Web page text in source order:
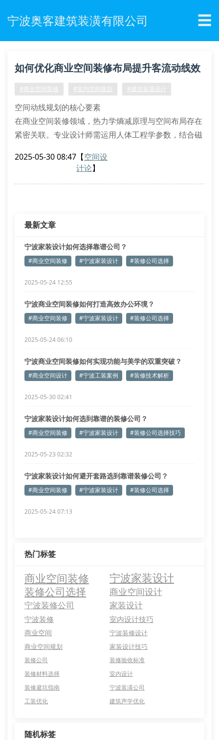
宁波奥客建筑装潢有限公司 ☰
如何优化商业空间装修布局提升客流动线效
率？
#商业空间装修 #室内空间规划 #建筑装潢设计
空间动线规划的核心要素
在商业空间装修领域，热力学熵减原理与空间布局存在
紧密关联。专业设计师需运用人体工程学参数，结合磁
宁波奥客建筑装潢有限公司的实践为例，采用bim技术
材质反射系数控制，可实现顾客
2025-05-30 08:47 【空间设
计论】
最新文章
宁波家装设计如何选择靠谱公司？
#商业空间装修 #宁波家装设计 #装修公司选择
2025-05-24 12:55
宁波商业空间装修如何打造高效办公环境？
#商业空间装修 #宁波家装设计 #装修公司选择
2025-05-24 06:10
宁波商业空间装修如何实现功能与美学的双重突破？
#商业空间设计 #宁波工装案例 #装修技术解析
2025-05-30 02:41
宁波家装设计如何选到靠谱的装修公司？
#商业空间装修 #宁波家装设计 #装修公司选择技巧
2025-05-23 02:32
宁波家装设计如何避开套路选到靠谱装修公司？
#商业空间装修 #宁波家装设计 #装修公司选择
2025-05-24 07:13
热门标签
商业空间装修 宁波家装设计
装修公司选择 商业空间设计
宁波装修公司 家装设计
宁波装修 室内设计技巧
商业空间
宁波装修设计
商业空间规划
家装设计技巧
装修公司
装修验收标准
装修材料选择
室内设计
装修避坑指南
宁波装潢公司
工装优化
建筑声学优化
随机标签